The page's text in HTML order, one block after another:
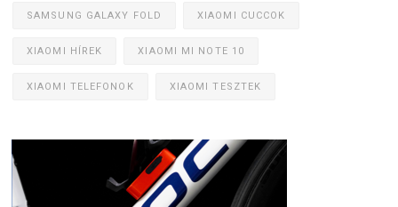
SAMSUNG GALAXY FOLD XIAOMI CUCCOK
XIAOMI HÍREK XIAOMI MI NOTE 10
XIAOMI TELEFONOK XIAOMI TESZTEK